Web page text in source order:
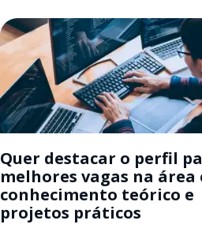
Quer destacar o perfil
melhores vagas na área
conhecimento teórico e
projetos práticos